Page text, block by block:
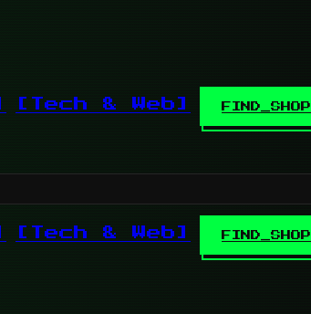
[Tech & Web] FIND_SHOP
[Tech & Web] FIND_SHOP